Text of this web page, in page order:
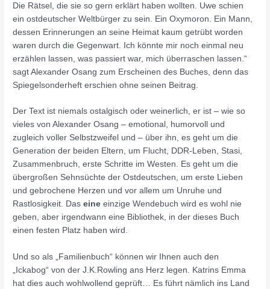
Die Rätsel, die sie so gern erklärt haben wollten. Uwe schien
ein ostdeutscher Weltbürger zu sein. Ein Oxymoron. Ein Mann,
dessen Erinnerungen an seine Heimat kaum getrübt worden
waren durch die Gegenwart. Ich könnte mir noch einmal neu
erzählen lassen, was passiert war, mich überraschen lassen.“
sagt Alexander Osang zum Erscheinen des Buches, denn das
Spiegelsonderheft erschien ohne seinen Beitrag.
Der Text ist niemals ostalgisch oder weinerlich, er ist – wie so
vieles von Alexander Osang – emotional, humorvoll und
zugleich voller Selbstzweifel und – über ihn, es geht um die
Generation der beiden Eltern, um Flucht, DDR-Leben, Stasi,
Zusammenbruch, erste Schritte im Westen. Es geht um die
übergroßen Sehnsüchte der Ostdeutschen, um erste Lieben
und gebrochene Herzen und vor allem um Unruhe und
Rastlosigkeit. Daseine einzige Wendebuch wird es wohl nie
geben, aber irgendwann eine Bibliothek, in der dieses Buch
einen festen Platz haben wird.
Und so als „Familienbuch“ können wir Ihnen auch den
„Ickabog“ von der J.K.Rowling ans Herz legen. Katrins Emma
hat dies auch wohlwollend geprüft… Es führt nämlich ins Land